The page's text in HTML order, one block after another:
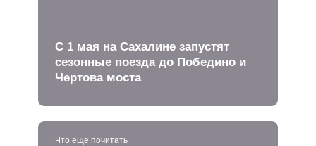
С 1 мая на Сахалине запустят
сезонные поезда до Победино и
Чертова моста
Что еще почитать